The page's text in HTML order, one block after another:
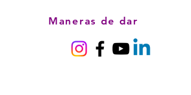
Maneras de dar